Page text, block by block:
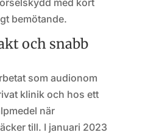
bemötande.
och snabb
som audionom
klinik och hos ett
när
till. I januari 2023